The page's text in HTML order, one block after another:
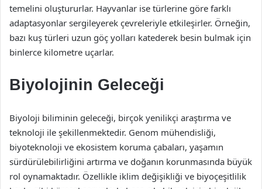
temelini oluştururlar. Hayvanlar ise türlerine göre farklı
adaptasyonlar sergileyerek çevreleriyle etkileşirler. Örneğin,
bazı kuş türleri uzun göç yolları katederek besin bulmak için
binlerce kilometre uçarlar.
Biyolojinin Geleceği
Biyoloji biliminin geleceği, birçok yenilikçi araştırma ve
teknoloji ile şekillenmektedir. Genom mühendisliği,
biyoteknoloji ve ekosistem koruma çabaları, yaşamın
sürdürülebilirliğini artırma ve doğanın korunmasında büyük
rol oynamaktadır. Özellikle iklim değişikliği ve biyoçeşitlilik